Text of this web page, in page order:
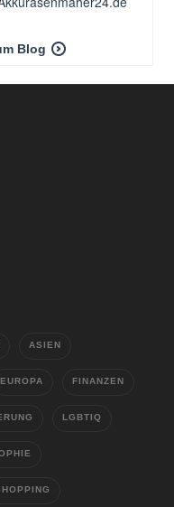
Blog
ASIEN
EUROPA FINANZEN
LGBTIQ